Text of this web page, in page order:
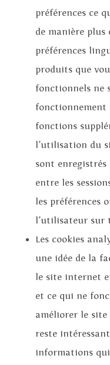
préférences ce
de manière plus
préférences
produits que
fonctionnels ne
fonctionnement
fonctions
l’utilisation du
sont enregistrés
entre les
les préférences
l’utilisateur sur
Les cookies
une idée de la
le site internet
et ce qui ne
améliorer le
reste
informations